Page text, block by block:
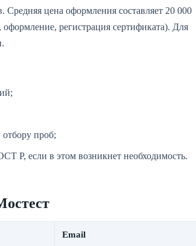
цена оформления составляет 20 000
регистрация сертификата). Для
проб;
Р, если в этом возникнет необходимость.
Email